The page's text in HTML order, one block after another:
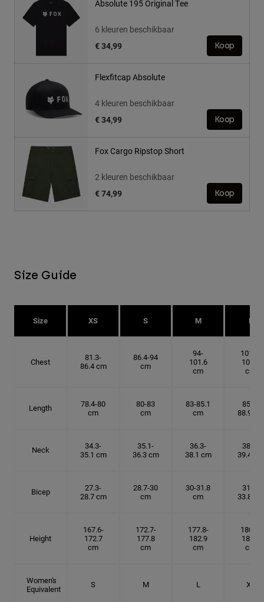
Absolute 195 Original Tee
6 kleuren beschikbaar
€ 34,99
Koop
Flexfitcap Absolute
4 kleuren beschikbaar
€ 34,99
Koop
Fox Cargo Ripstop Short
2 kleuren beschikbaar
€ 74,99
Koop
Size Guide
Size XS S M L
Chest
81.3-
86.4 cm
86.4-94
cm
94-
101.6
cm
101.6-
109.2
cm
Length
78.4-80
cm
80-83
cm
83-85.1
cm
85.1-
88.9 cm
Neck
34.3-
35.1 cm
35.1-
36.3 cm
36.3-
38.1 cm
38.1-
39.4 cm
Bicep
27.3-
28.7 cm
28.7-30
cm
30-31.8
cm
31.8-
33.8 cm
Height
167.6-
172.7
cm
172.7-
177.8
cm
177.8-
182.9
cm
180.3-
185.5
cm
Women's
Equivalent
S M L XL